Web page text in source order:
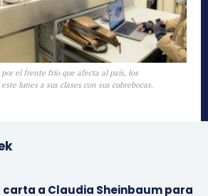
el frente frío que afecta al país, los
lunes a sus clases con sus cubrebocas.
carta a Claudia Sheinbaum para